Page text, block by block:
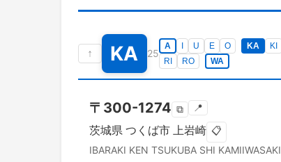
↑ KA 25
A U E O KA KI
RI
RO WA
〒 300-1274 ⧉ 📍
茨城県 つくば市 上岩崎 📋
IBARAKI KEN TSUKUBA SHI KAMIIWASAKI